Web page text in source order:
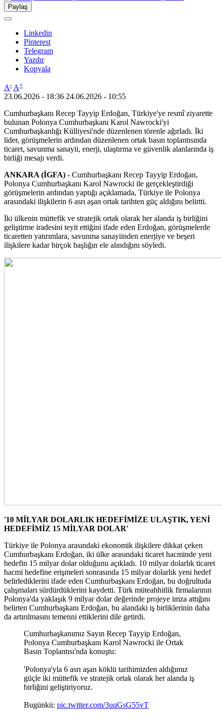
Paylaş
Linkedin
Pinterest
Telegram
Yazdır
Kopyala
A- A+
23.06.2026 - 18:36 24.06.2026 - 10:55
Cumhurbaşkanı Recep Tayyip Erdoğan, Türkiye'ye resmî ziyarette
bulunan Polonya Cumhurbaşkanı Karol Nawrocki'yi
Cumhurbaşkanlığı Külliyesi'nde düzenlenen törenle ağırladı. İki
lider, görüşmelerin ardından düzenlenen ortak basın toplantısında
ticaret, savunma sanayii, enerji, ulaştırma ve güvenlik alanlarında iş
birliği mesajı verdi.
ANKARA (İGFA) - Cumhurbaşkanı Recep Tayyip Erdoğan,
Polonya Cumhurbaşkanı Karol Nawrocki ile gerçekleştirdiği
görüşmelerin ardından yaptığı açıklamada, Türkiye ile Polonya
arasındaki ilişkilerin 6 asrı aşan ortak tarihten güç aldığını belirtti.
İki ülkenin müttefik ve stratejik ortak olarak her alanda iş birliğini
geliştirme iradesini teyit ettiğini ifade eden Erdoğan, görüşmelerde
ticaretten yatırımlara, savunma sanayiinden enerjiye ve beşeri
ilişkilere kadar birçok başlığın ele alındığını söyledi.
'10 MİLYAR DOLARLIK HEDEFİMİZE ULAŞTIK, YENİ
HEDEFİMİZ 15 MİLYAR DOLAR'
Türkiye ile Polonya arasındaki ekonomik ilişkilere dikkat çeken
Cumhurbaşkanı Erdoğan, iki ülke arasındaki ticaret hacminde yeni
hedefin 15 milyar dolar olduğunu açıkladı. 10 milyar dolarlık ticaret
hacmi hedefine erişmeleri sonrasında 15 milyar dolarlık yeni hedef
belirlediklerini ifade eden Cumhurbaşkanı Erdoğan, bu doğrultuda
çalışmaları sürdürdüklerini kaydetti. Türk müteahhitlik firmalarının
Polonya'da yaklaşık 9 milyar dolar değerinde projeye imza attığını
belirten Cumhurbaşkanı Erdoğan, bu alandaki iş birliklerinin daha
da artırılmasını temenni ettiklerini dile getirdi.
Cumhurbaşkanımız Sayın Recep Tayyip Erdoğan,
Polonya Cumhurbaşkanı Karol Nawrocki ile Ortak
Basın Toplantısı'nda konuştu:
'Polonya'yla 6 asrı aşan köklü tarihimizden aldığımız
güçle iki müttefik ve stratejik ortak olarak her alanda iş
birliğini geliştiriyoruz.
Bugünkü: pic.twitter.com/3uqGsG55vT